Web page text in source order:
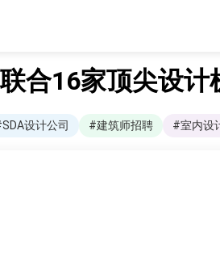
合16家顶尖设
设计公司 #建筑师招聘 #室内设